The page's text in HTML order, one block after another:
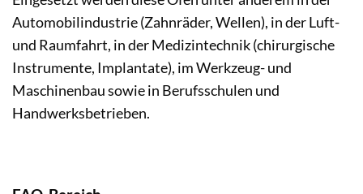
Automobilindustrie (Zahnräder, Wellen), in der Luft-
und Raumfahrt, in der Medizintechnik (chirurgische
Instrumente, Implantate), im Werkzeug- und
Maschinenbau sowie in Berufsschulen und
Handwerksbetrieben.